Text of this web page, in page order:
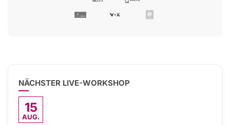
NÄCHSTER LIVE-WORKSHOP
15
AUG.